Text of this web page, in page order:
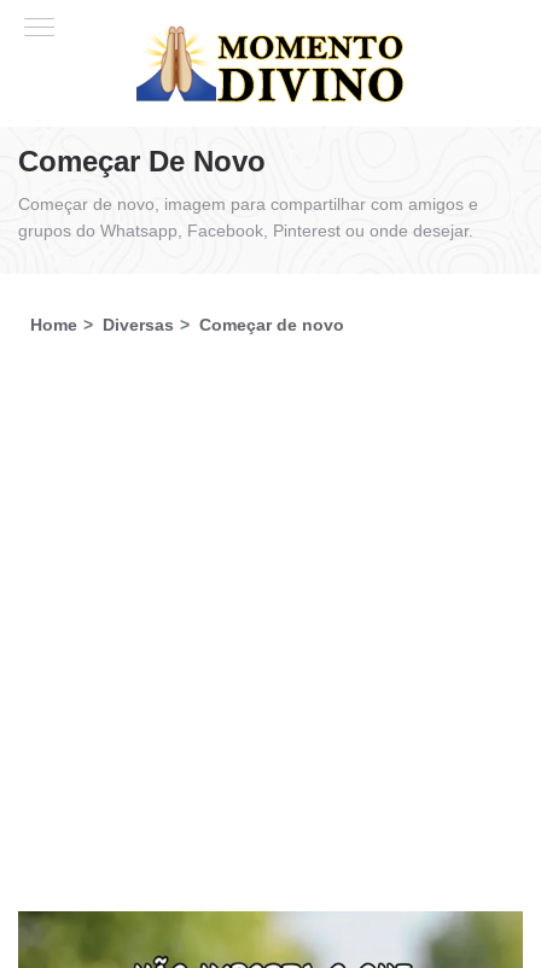
Começar De Novo
Começar de novo, imagem para compartilhar com amigos e
grupos do Whatsapp, Facebook, Pinterest ou onde desejar.
Home Diversas Começar de novo